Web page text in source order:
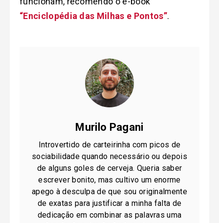
“Enciclopédia das Milhas e Pontos”.
Murilo Pagani
Introvertido de carteirinha com picos de
sociabilidade quando necessário ou depois
de alguns goles de cerveja. Queria saber
escrever bonito, mas cultivo um enorme
apego à desculpa de que sou originalmente
de exatas para justificar a minha falta de
dedicação em combinar as palavras uma